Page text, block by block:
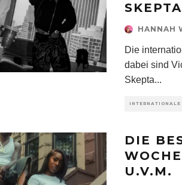
HANNAH
Die
dabei sind
Skepta...
INTERNATIONALE
DIE
U.V.M.